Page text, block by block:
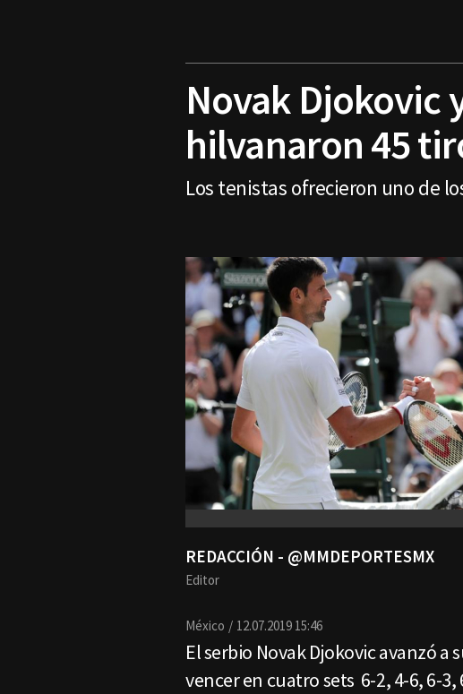
Novak Djokovic
hilvanaron 45
Los tenistas ofrecieron uno de
REDACCIÓN - @MMDEPORTESMX
Editor
México 12.07.2019 15:46
El serbio Novak Djokovic avanzó a
vencer en cuatro sets 6-2, 4-6, 6-